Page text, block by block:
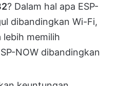
? Dalam hal apa ESP-
dibandingkan Wi-Fi,
lebih memilih
NOW dibandingkan